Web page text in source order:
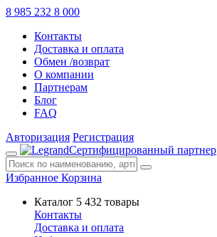
8 985 232 8 000
Контакты
Доставка и оплата
Обмен /возврат
О компании
Партнерам
Блог
FAQ
Авторизация Регистрация
Сертифицированный партнер
Избранное Корзина
Каталог 5 432 товары
Контакты
Доставка и оплата